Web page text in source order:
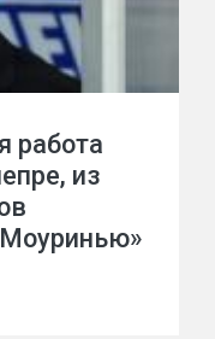
работа
из